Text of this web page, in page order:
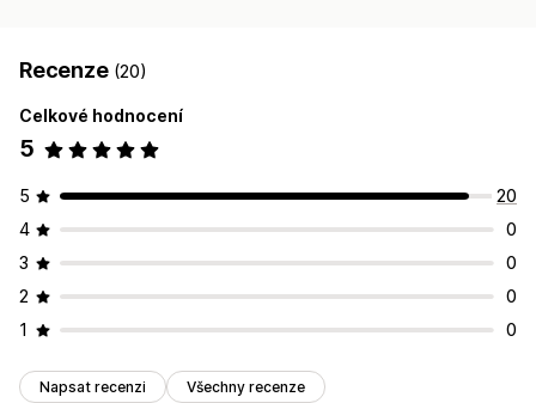
Recenze (20)
Celkové hodnocení
5
5
20
4
0
3
0
2
0
1
0
Napsat recenzi Všechny recenze